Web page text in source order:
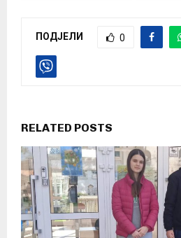
ПОДЈЕЛИ 0
RELATED POSTS